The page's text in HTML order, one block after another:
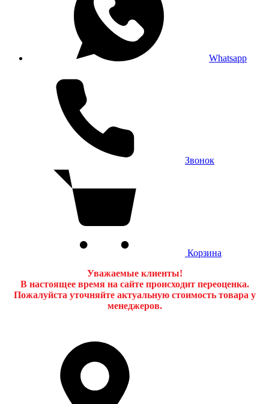
Whatsapp
Звонок
Корзина
Уважаемые клиенты!
В настоящее время на сайте происходит переоценка.
Пожалуйста уточняйте актуальную стоимость товара у
менеджеров.